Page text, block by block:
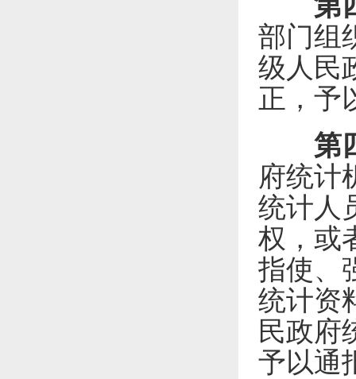
部门组
级人民
正，予
第
府统计
统计人
权，或
指使、
统计资
民政府
予以通